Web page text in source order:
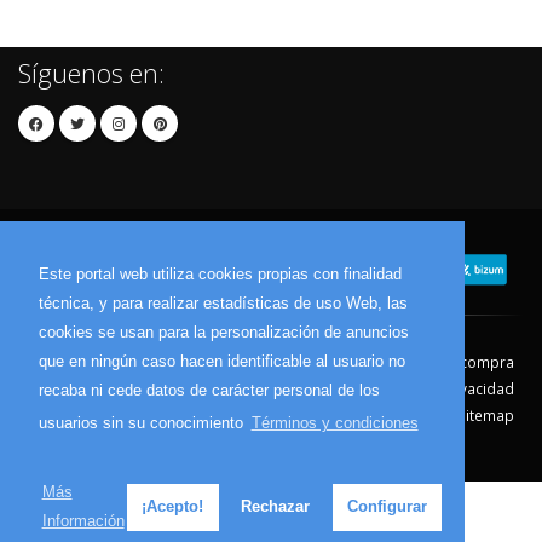
Este portal web utiliza cookies propias con finalidad
técnica, y para realizar estadísticas de uso Web, las
cookies se usan para la personalización de anuncios
que en ningún caso hacen identificable al usuario no
recaba ni cede datos de carácter personal de los
usuarios sin su conocimiento Términos y condiciones
Más
Información
¡Acepto! Rechazar Configurar
Síguenos en:
Contacto Aviso Legal
Condiciones de compra
Política de envíos
Política de devolución
Política de Privacidad
Política de Cookies
Sitemap